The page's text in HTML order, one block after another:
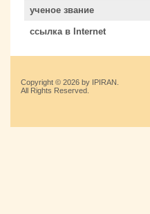
ученое звание
ссылка в Internet
Copyright © 2026 by IPIRAN.
All Rights Reserved.